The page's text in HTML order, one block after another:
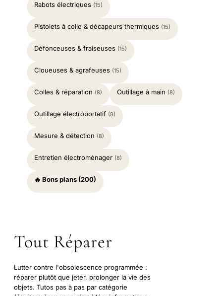
Rabots électriques (15)
Pistolets à colle & décapeurs thermiques (15)
Défonceuses & fraiseuses (15)
Cloueuses & agrafeuses (15)
Colles & réparation (8) Outillage à main (8)
Outillage électroportatif (8)
Mesure & détection (8)
Entretien électroménager (8)
🔥 Bons plans (200)
Tout Réparer
Lutter contre l'obsolescence programmée :
réparer plutôt que jeter, prolonger la vie des
objets. Tutos pas à pas par catégorie